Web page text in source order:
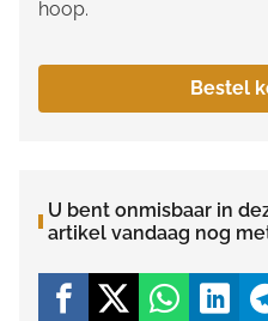
hoop.
Bestel
U bent onmisbaar in
artikel vandaag nog